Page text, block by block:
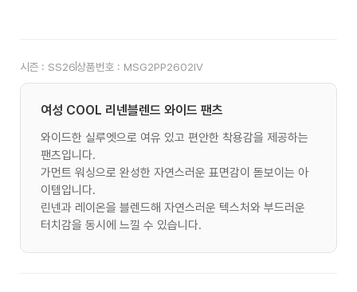
시즌 : SS26상품번호 : MSG2PP2602IV
여성 COOL 리넨블렌드 와이드 팬츠
와이드한 실루엣으로 여유 있고 편안한 착용감을 제공하는
팬츠입니다.
가먼트 워싱으로 완성한 자연스러운 표면감이 돋보이는 아
이템입니다.
린넨과 레이온을 블렌드해 자연스러운 텍스처와 부드러운
터치감을 동시에 느낄 수 있습니다.